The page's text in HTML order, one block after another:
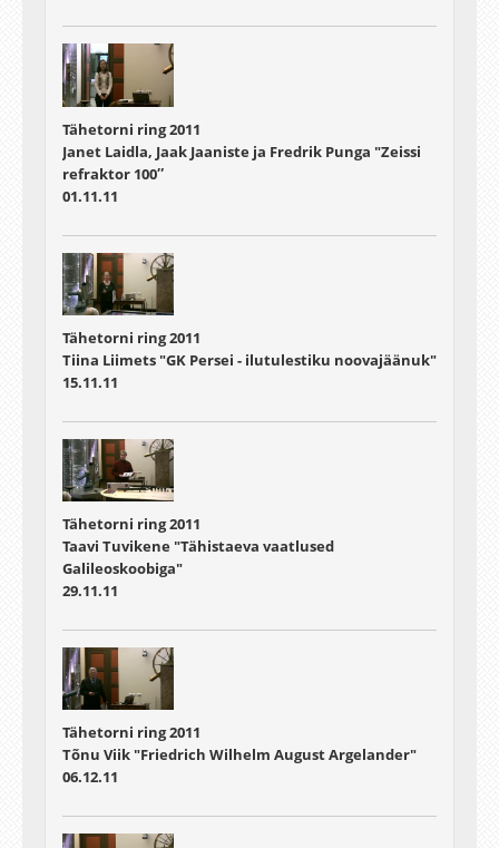
Tähetorni ring 2011
Janet Laidla, Jaak Jaaniste ja Fredrik Punga "Zeissi
refraktor 100″
01.11.11
Tähetorni ring 2011
Tiina Liimets "GK Persei - ilutulestiku noovajäänuk"
15.11.11
Tähetorni ring 2011
Taavi Tuvikene "Tähistaeva vaatlused
Galileoskoobiga"
29.11.11
Tähetorni ring 2011
Tõnu Viik "Friedrich Wilhelm August Argelander"
06.12.11